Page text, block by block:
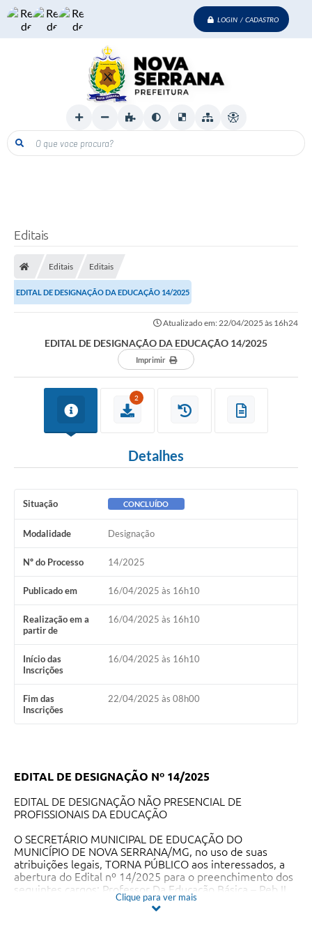
LOGIN / CADASTRO
O que voce procura?
Editais
Editais Editais
EDITAL DE DESIGNAÇÃO DA EDUCAÇÃO 14/2025
Atualizado em: 22/04/2025 às 16h24
EDITAL DE DESIGNAÇÃO DA EDUCAÇÃO 14/2025
Imprimir
2
Detalhes
Situação CONCLUÍDO
Modalidade Designação
Nº do Processo 14/2025
Publicado em 16/04/2025 às 16h10
Realização em a
partir de
16/04/2025 às 16h10
Início das
Inscrições
16/04/2025 às 16h10
Fim das
Inscrições
22/04/2025 às 08h00
EDITAL DE DESIGNAÇÃO Nº 14/2025
EDITAL DE DESIGNAÇÃO NÃO PRESENCIAL DE
PROFISSIONAIS DA EDUCAÇÃO
O SECRETÁRIO MUNICIPAL DE EDUCAÇÃO DO
MUNICÍPIO DE NOVA SERRANA/MG, no uso de suas
atribuições legais, TORNA PÚBLICO aos interessados, a
abertura do Edital nº 14/2025 para o preenchimento dos
seguintes cargos: Professor Da Educação Básica – Peb II,
Professor Da Educação Básica – Peb III Educação Física,
Educador De Desenvolvimento Da Educação Basica I -
Clique para ver mais